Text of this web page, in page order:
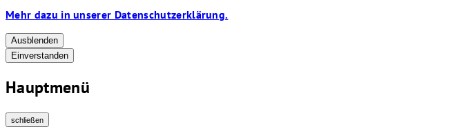
Mehr dazu in unserer Datenschutzerklärung.
Ausblenden
Einverstanden
Hauptmenü
schließen